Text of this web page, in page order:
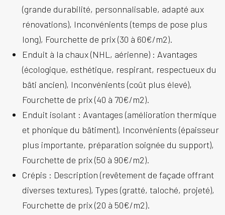
(grande durabilité, personnalisable, adapté aux
rénovations), Inconvénients (temps de pose plus
long), Fourchette de prix (30 à 60€/m2).
Enduit à la chaux (NHL, aérienne) : Avantages
(écologique, esthétique, respirant, respectueux du
bâti ancien), Inconvénients (coût plus élevé),
Fourchette de prix (40 à 70€/m2).
Enduit isolant : Avantages (amélioration thermique
et phonique du bâtiment), Inconvénients (épaisseur
plus importante, préparation soignée du support),
Fourchette de prix (50 à 90€/m2).
Crépis : Description (revêtement de façade offrant
diverses textures), Types (gratté, taloché, projeté),
Fourchette de prix (20 à 50€/m2).